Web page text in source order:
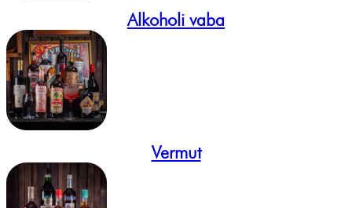
Alkoholi vaba
Vermut